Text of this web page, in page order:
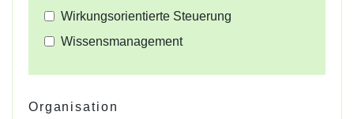
Wirkungsorientierte Steuerung
Wissensmanagement
Organisation